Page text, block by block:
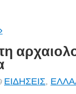
ΕΙΔΗΣΕΙΣ,